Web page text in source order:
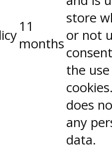
11
months
store
or not
the
does
any
data.